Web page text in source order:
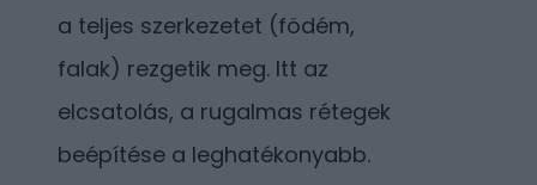
a teljes szerkezetet (födém,
falak) rezgetik meg. Itt az
elcsatolás, a rugalmas rétegek
beépítése a leghatékonyabb.